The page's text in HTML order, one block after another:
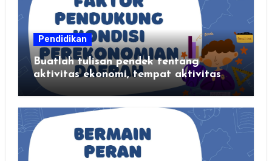
Pendidikan
Buatlah tulisan pendek tentang
aktivitas ekonomi, tempat aktivitas
ekonomi, dan hasil produksi daerah
kalian